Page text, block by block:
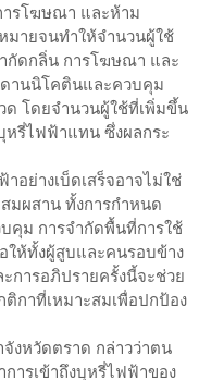
รโฆษณา และห้าม
มายจนทำให้จำนวนผู้ใช้
กัดกลิ่น การโฆษณา และ
านนิโคตินและควบคุม
ด โดยจำนวนผู้ใช้ที่เพิ่มขึ้น
หรี่ไฟฟ้าแทน ซึ่งผลกระ
อย่างเบ็ดเสร็จอาจไม่ใช่
มผสาน ทั้งการกำหนด
คุม การจำกัดพื้นที่การใช้
ให้ทั้งผู้สูบและคนรอบข้าง
การอภิปรายครั้งนี้จะช่วย
กาที่เหมาะสมเพื่อปกป้อง
งหวัดตราด กล่าวว่าตน
ารเข้าถึงบุหรี่ไฟฟ้าของ